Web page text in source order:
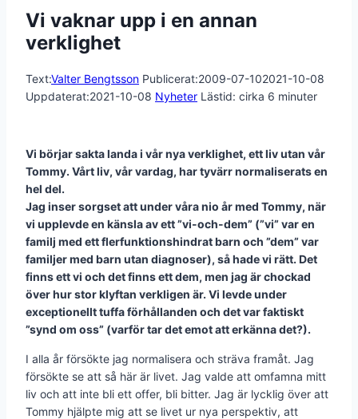
Vi vaknar upp i en annan
verklighet
Text:Valter Bengtsson Publicerat:2009-07-102021-10-08
Uppdaterat:2021-10-08 Nyheter Lästid: cirka 6 minuter
Vi börjar sakta landa i vår nya verklighet, ett liv utan vår
Tommy. Vårt liv, vår vardag, har tyvärr normaliserats en
hel del.
Jag inser sorgset att under våra nio år med Tommy, när
vi upplevde en känsla av ett ”vi-och-dem” (”vi” var en
familj med ett flerfunktionshindrat barn och ”dem” var
familjer med barn utan diagnoser), så hade vi rätt. Det
finns ett vi och det finns ett dem, men jag är chockad
över hur stor klyftan verkligen är. Vi levde under
exceptionellt tuffa förhållanden och det var faktiskt
”synd om oss” (varför tar det emot att erkänna det?).
I alla år försökte jag normalisera och sträva framåt. Jag
försökte se att så här är livet. Jag valde att omfamna mitt
liv och att inte bli ett offer, bli bitter. Jag är lycklig över att
Tommy hjälpte mig att se livet ur nya perspektiv, att